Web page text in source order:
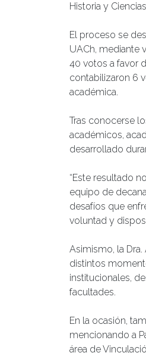
Historia y
El proceso se
UACh, mediante
40 votos a favor
contabilizaron 6
académica.
Tras conocerse
académicos,
desarrollado
“Este resultado
equipo de
desafíos que
voluntad y
Asimismo, la
distintos
institucionales,
facultades.
En la ocasión,
mencionando a
área de